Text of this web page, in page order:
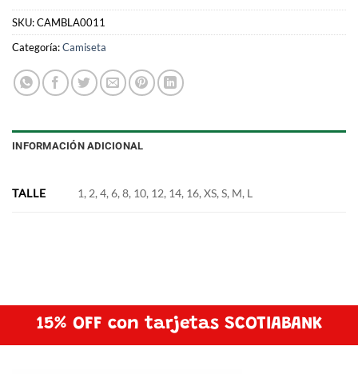
SKU:CAMBLA0011
Categoría:Camiseta
INFORMACIÓN ADICIONAL
TALLE 1, 2, 4, 6, 8, 10, 12, 14, 16, XS, S, M, L
15% OFF con tarjetas SCOTIABANK